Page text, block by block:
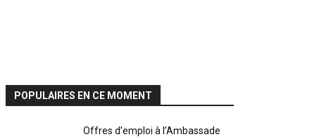
POPULAIRES EN CE MOMENT
Offres d’emploi à l’Ambassade